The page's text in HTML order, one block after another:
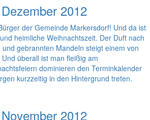
2012
der Gemeinde Markersdorf! Und da ist
heimliche Weihnachtszeit. Der Duft nach
gebrannten Mandeln steigt einem von
überall ist man fleißig am
dominieren den Terminkalender
kurzzeitig in den Hintergrund treten.
2012